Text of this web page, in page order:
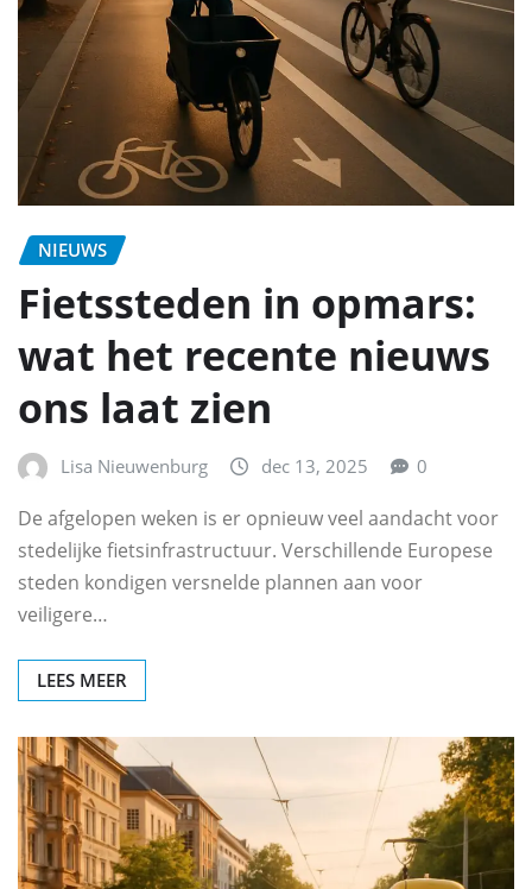
NIEUWS
Fietssteden in opmars:
wat het recente nieuws
ons laat zien
Lisa Nieuwenburg dec 13, 2025 0
De afgelopen weken is er opnieuw veel aandacht voor
stedelijke fietsinfrastructuur. Verschillende Europese
steden kondigen versnelde plannen aan voor
veiligere…
LEES MEER